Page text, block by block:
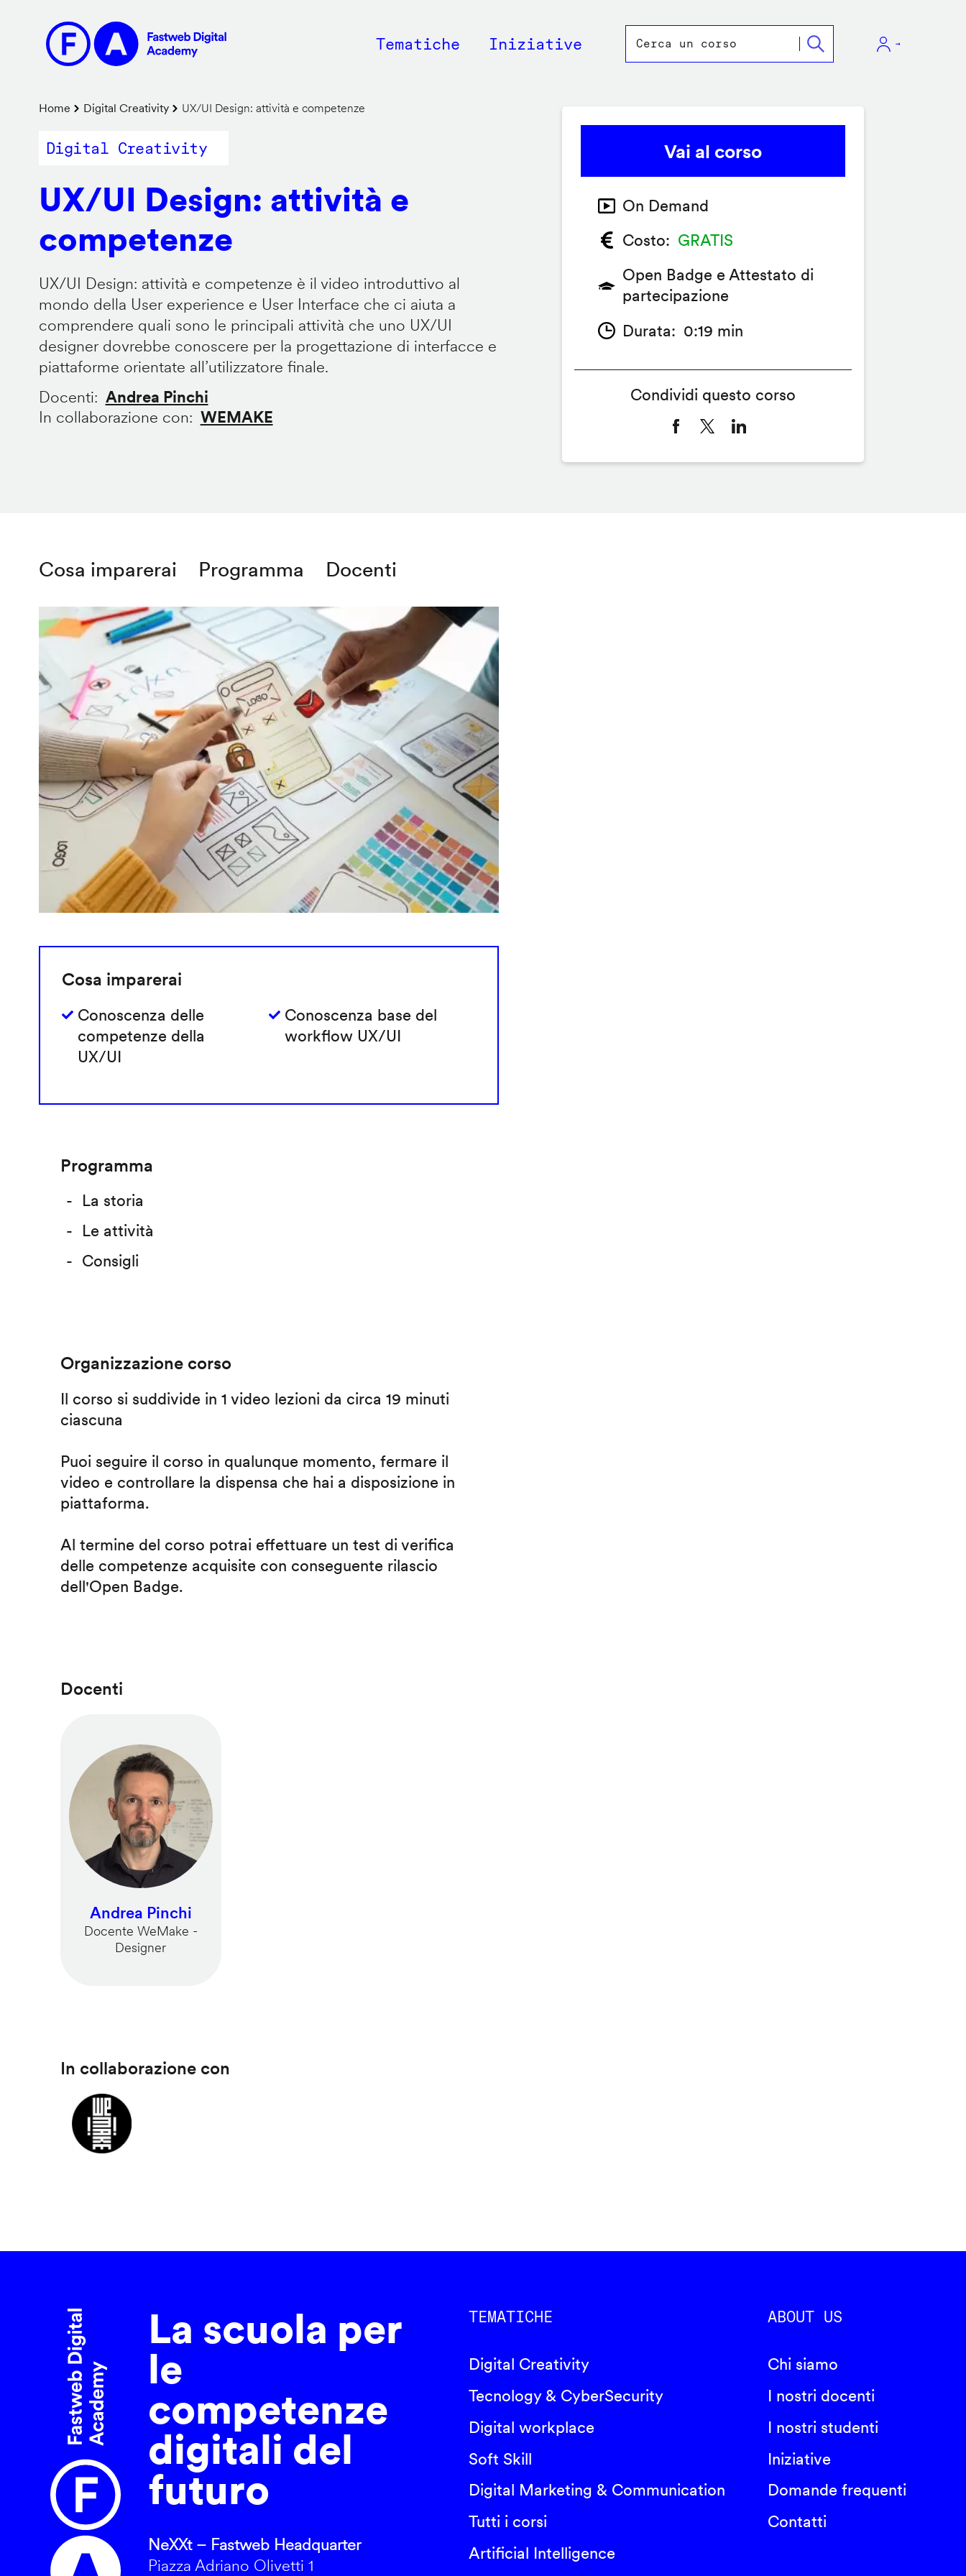
contenuto
principale
Main
Tematiche Iniziative
Briciole
di
Home Digital Creativity UX/UI Design: attività e competenze
Digital Creativity
UX/UI Design: attività e
competenze
UX/UI Design: attività e competenze è il video introduttivo al
mondo della User experience e User Interface che ci aiuta a
comprendere quali sono le principali attività che uno UX/UI
designer dovrebbe conoscere per la progettazione di interfacce e
piattaforme orientate all’utilizzatore finale.
Docenti
Andrea Pinchi
In collaborazione con
WEMAKE
Cosa imparerai Programma Docenti
Cosa imparerai
Conoscenza delle
competenze della
UX/UI
Conoscenza base del
workflow UX/UI
Programma
La storia
Le attività
Consigli
Organizzazione corso
Il corso si suddivide in 1 video lezioni da circa 19 minuti
ciascuna
Puoi seguire il corso in qualunque momento, fermare il
video e controllare la dispensa che hai a disposizione in
piattaforma.
Al termine del corso potrai effettuare un test di verifica
delle competenze acquisite con conseguente rilascio
dell'Open Badge.
Docenti
Andrea Pinchi
Docente WeMake -
Designer
In collaborazione con
Vai al corso
On Demand
Costo
GRATIS
Open Badge e Attestato di
partecipazione
Durata
0:19 min
Condividi questo corso
La scuola per
le
competenze
digitali del
futuro
NeXXt – Fastweb Headquarter
Piazza Adriano Olivetti 1
TEMATICHE
Digital Creativity
Tecnology & CyberSecurity
Digital workplace
Soft Skill
Digital Marketing & Communication
Tutti i corsi
Artificial Intelligence
ABOUT US
Chi siamo
I nostri docenti
I nostri studenti
Iniziative
Domande frequenti
Contatti